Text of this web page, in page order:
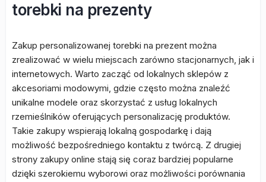
torebki na prezenty
Zakup personalizowanej torebki na prezent można
zrealizować w wielu miejscach zarówno stacjonarnych, jak i
internetowych. Warto zacząć od lokalnych sklepów z
akcesoriami modowymi, gdzie często można znaleźć
unikalne modele oraz skorzystać z usług lokalnych
rzemieślników oferujących personalizację produktów.
Takie zakupy wspierają lokalną gospodarkę i dają
możliwość bezpośredniego kontaktu z twórcą. Z drugiej
strony zakupy online stają się coraz bardziej popularne
dzięki szerokiemu wyborowi oraz możliwości porównania